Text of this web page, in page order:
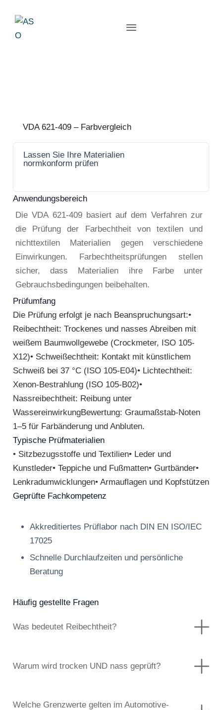
VDA 621-409 – Farbvergleich
Lassen Sie Ihre Materialien
normkonform prüfen
Anwendungsbereich
Die VDA 621-409 basiert auf dem Verfahren zur
die Prüfung der Farbechtheit von textilen und
nichttextilen Materialien gegen verschiedene
Einwirkungen. Farbechtheitsprüfungen stellen
sicher, dass Materialien ihre Farbe unter
Gebrauchsbedingungen beibehalten.
Prüfumfang
Die Prüfung erfolgt je nach Beanspruchungsart:•
Reibechtheit: Trockenes und nasses Abreiben mit
weißem Baumwollgewebe (Crockmeter, ISO 105-
X12)• Schweißechtheit: Kontakt mit künstlichem
Schweiß bei 37 °C (ISO 105-E04)• Lichtechtheit:
Xenon-Bestrahlung (ISO 105-B02)•
Nassreibechtheit: Reibung unter
WassereinwirkungBewertung: Graumaßstab-Noten
1–5 für Farbänderung und Anbluten.
Typische Prüfmaterialien
• Sitzbezugsstoffe und Textilien• Leder und
Kunstleder• Teppiche und Fußmatten• Gurtbänder•
Lenkradumwicklungen• Armauflagen und Kopfstützen
Geprüfte Fachkompetenz
Akkreditiertes Prüflabor nach DIN EN ISO/IEC
17025
Schnelle Durchlaufzeiten und persönliche
Beratung
Häufig gestellte Fragen
Was bedeutet Reibechtheit?
Warum wird trocken UND nass geprüft?
Welche Grenzwerte gelten im Automotive-